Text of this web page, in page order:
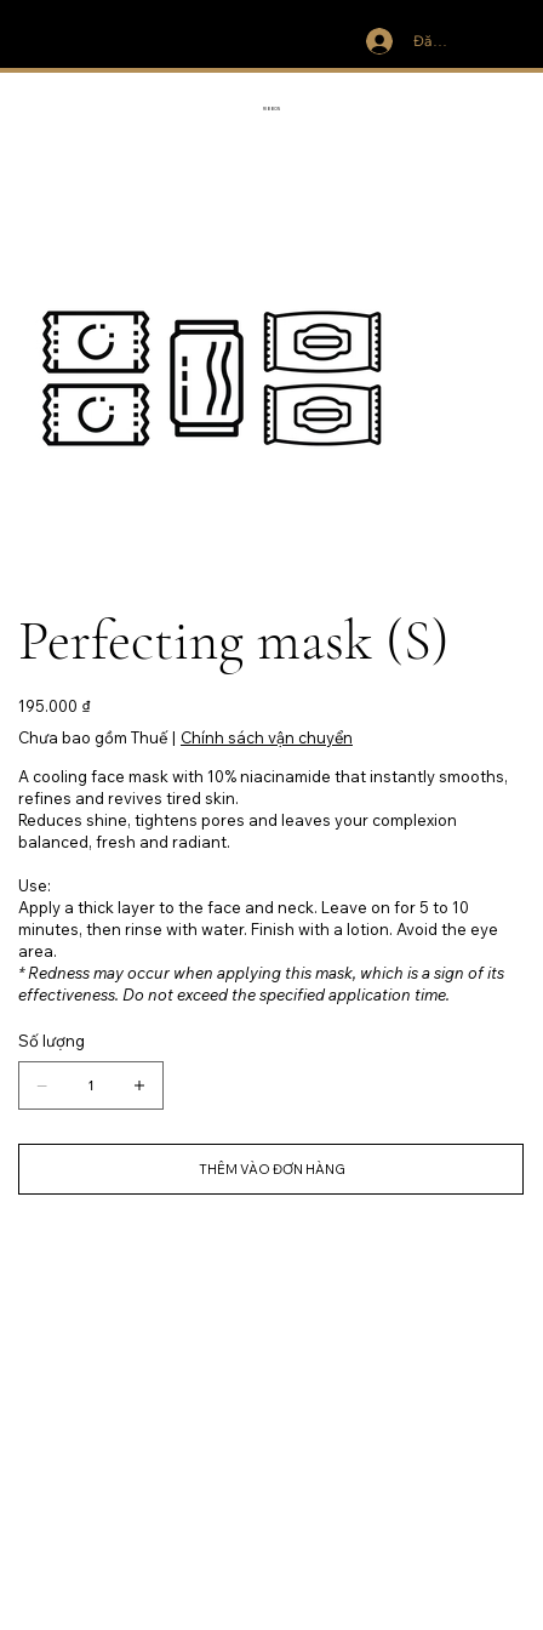
Đăng nhập
RIBBON
Perfecting mask (S)
Giá
195.000 ₫
Chưa bao gồm Thuế | Chính sách vận chuyển
A cooling face mask with 10% niacinamide that instantly smooths,
refines and revives tired skin.
Reduces shine, tightens pores and leaves your complexion
balanced, fresh and radiant.
Use:
Apply a thick layer to the face and neck. Leave on for 5 to 10
minutes, then rinse with water. Finish with a lotion. Avoid the eye
area.
* Redness may occur when applying this mask, which is a sign of its
effectiveness. Do not exceed the specified application time.
Số lượng
THÊM VÀO ĐƠN HÀNG